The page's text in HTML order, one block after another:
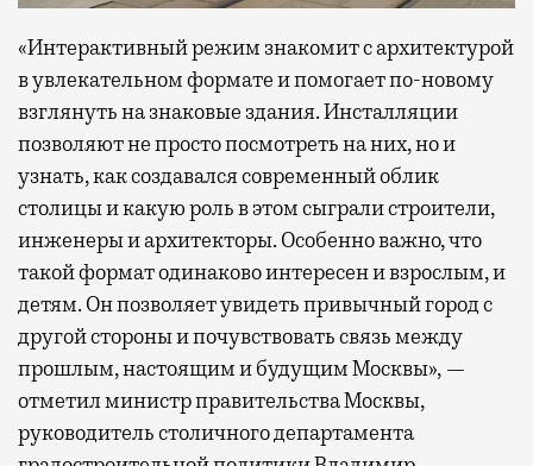
«Интерактивный режим знакомит с архитектурой
в увлекательном формате и помогает по-новому
взглянуть на знаковые здания. Инсталляции
позволяют не просто посмотреть на них, но и
узнать, как создавался современный облик
столицы и какую роль в этом сыграли строители,
инженеры и архитекторы. Особенно важно, что
такой формат одинаково интересен и взрослым, и
детям. Он позволяет увидеть привычный город с
другой стороны и почувствовать связь между
прошлым, настоящим и будущим Москвы», —
отметил министр правительства Москвы,
руководитель столичного департамента